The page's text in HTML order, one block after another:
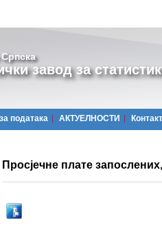
завод за
података АКТУЕЛНОСТИ Контакт
Просјечне плате